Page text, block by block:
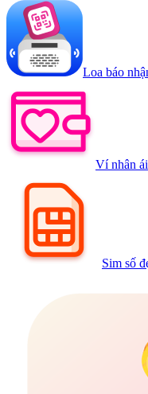
Loa báo
Ví nhân ái
Sim số